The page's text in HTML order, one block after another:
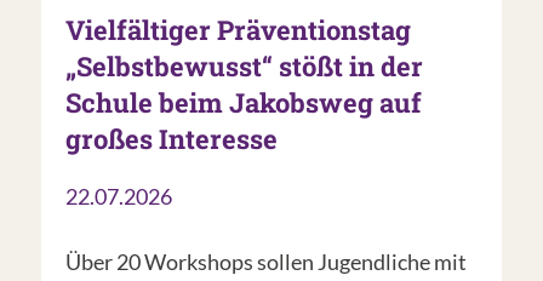
Vielfältiger Präventionstag
„Selbstbewusst“ stößt in der
Schule beim Jakobsweg auf
großes Interesse
22.07.2026
Über 20 Workshops sollen Jugendliche mit